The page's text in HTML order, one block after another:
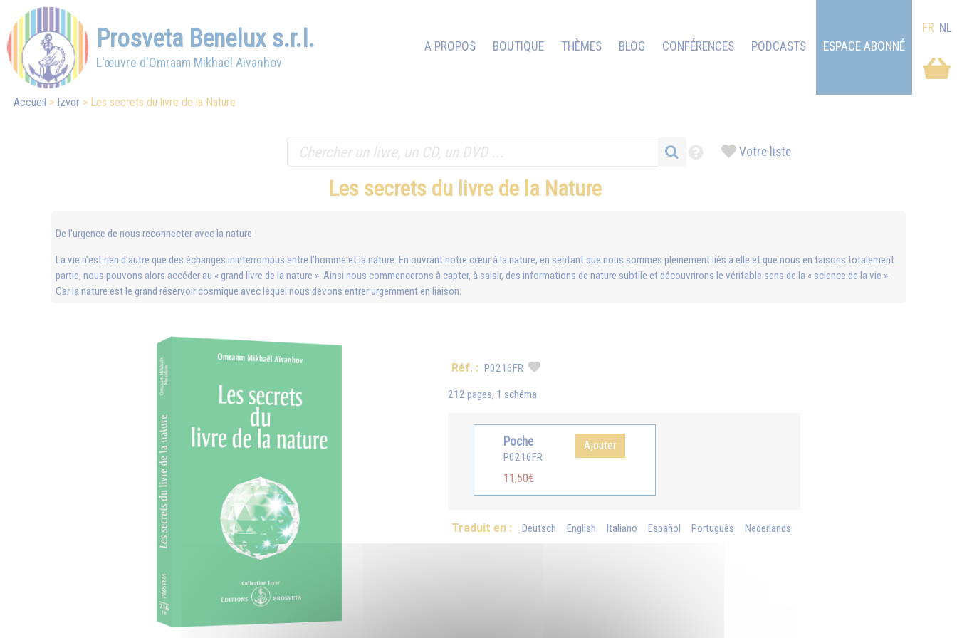
Prosveta Benelux s.r.l.
L'œuvre d'Omraam Mikhaël Aïvanhov
A PROPOS BOUTIQUE THÈMES BLOG CONFÉRENCES PODCASTS ESPACE ABONNÉ
FR NL
Accueil Izvor Les secrets du livre de la Nature
Votre liste
Les secrets du livre de la Nature
De l'urgence de nous reconnecter avec la nature
La vie n’est rien d’autre que des échanges ininterrompus entre l’homme et la nature. En ouvrant notre cœur à la nature, en sentant que nous sommes pleinement liés à elle et que nous en faisons totalement
partie, nous pouvons alors accéder au « grand livre de la nature ». Ainsi nous commencerons à capter, à saisir, des informations de nature subtile et découvrirons le véritable sens de la « science de la vie ».
Car la nature est le grand réservoir cosmique avec lequel nous devons entrer urgemment en liaison.
Réf. : P0216FR
212 pages, 1 schéma
Poche
P0216FR
11,50€
Ajouter
Traduit en : Deutsch English Italiano Español Português Nederlands